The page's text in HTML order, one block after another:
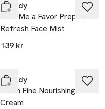
Scandy
Dew Me a Favor Prep &
Refresh Face Mist
139 kr
Scandy
Damn Fine Nourishing
Cream